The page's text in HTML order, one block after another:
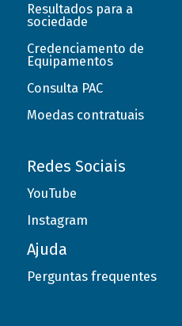
Resultados para a
sociedade
Credenciamento de
Equipamentos
Consulta PAC
Moedas contratuais
Redes Sociais
YouTube
Instagram
Ajuda
Perguntas frequentes